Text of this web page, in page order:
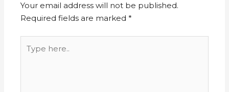
Your email address will not be published.
Required fields are marked*